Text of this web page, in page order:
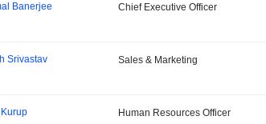
Banerjee Chief Executive Officer
Srivastav Sales & Marketing
Human Resources Officer